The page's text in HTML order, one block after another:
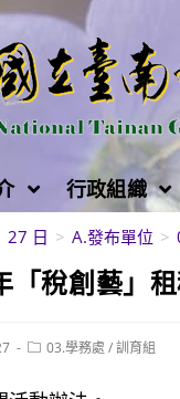
行政組織
27 日 > A.發布單位 >
「稅創藝」
Post03.學務處 /訓育組